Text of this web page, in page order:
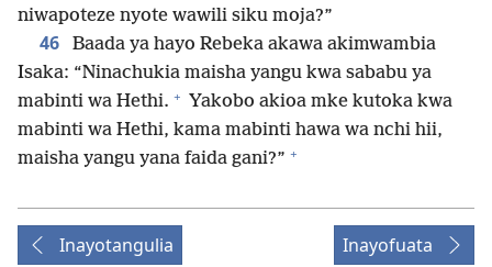
niwapoteze nyote wawili siku moja?”
46
Baada ya hayo Rebeka akawa akimwambia
Isaka: “Ninachukia maisha yangu kwa sababu ya
mabinti wa Hethi. + Yakobo akioa mke kutoka kwa
mabinti wa Hethi, kama mabinti hawa wa nchi hii,
maisha yangu yana faida gani?” +
Inayotangulia Inayofuata